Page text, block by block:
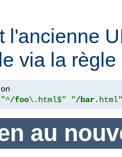
l'ancienne
via la règle
"^/foo\.html$" "/bar.html"
au